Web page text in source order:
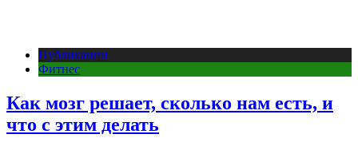
Публикации
Фитнес
Как мозг решает, сколько нам есть, и
что с этим делать